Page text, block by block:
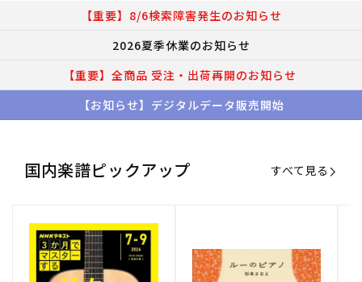
【重要】8/6検索障害発生のお知らせ
2026夏季休業のお知らせ
【重要】全商品 受注・出荷再開のお知らせ
【お知らせ】デジタルデータ販売開始
国内楽譜ピックアップ すべて見る